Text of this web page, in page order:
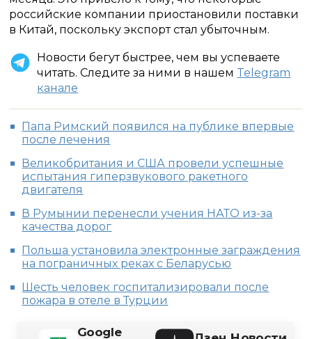
российские компании приостановили поставки
в Китай, поскольку экспорт стал убыточным.
Новости бегут быстрее, чем вы успеваете
читать. Следите за ними в нашем Telegram
канале
Папа Римский появился на публике впервые
после лечения
Великобритания и США провели успешные
испытания гиперзвукового ракетного
двигателя
В Румынии перенесли учения НАТО из-за
качества дорог
Польша установила электронные заграждения
на пограничных реках с Беларусью
Шесть человек госпитализировали после
пожара в отеле в Турции
Google